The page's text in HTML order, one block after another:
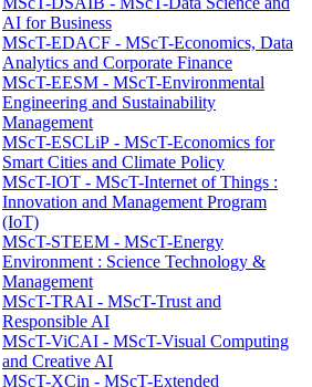
AI for Business
MScT-EDACF - MScT-Economics, Data
Analytics and Corporate Finance
MScT-EESM - MScT-Environmental
Engineering and Sustainability
Management
MScT-ESCLiP - MScT-Economics for
Smart Cities and Climate Policy
MScT-IOT - MScT-Internet of Things :
Innovation and Management Program
(IoT)
MScT-STEEM - MScT-Energy
Environment : Science Technology &
Management
MScT-TRAI - MScT-Trust and
Responsible AI
MScT-ViCAI - MScT-Visual Computing
and Creative AI
MScT-XCin - MScT-Extended